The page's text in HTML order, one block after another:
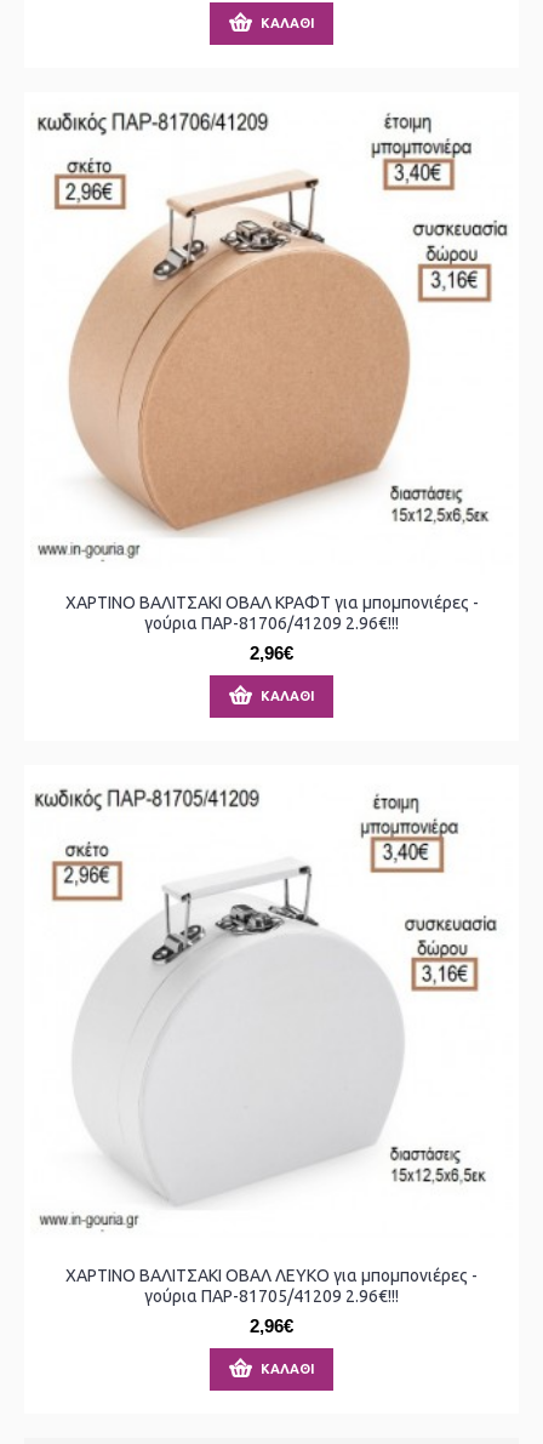
ΚΑΛΆΘΙ
ΧΑΡΤΙΝΟ ΒΑΛΙΤΣΑΚΙ ΟΒΑΛ ΚΡΑΦΤ για μπομπονιέρες -
γούρια ΠΑΡ-81706/41209 2.96€!!!
2,96€
ΚΑΛΆΘΙ
ΧΑΡΤΙΝΟ ΒΑΛΙΤΣΑΚΙ ΟΒΑΛ ΛΕΥΚΟ για μπομπονιέρες -
γούρια ΠΑΡ-81705/41209 2.96€!!!
2,96€
ΚΑΛΆΘΙ